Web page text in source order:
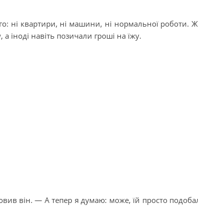
ні квартири, ні машини, ні нормальної роботи.
іноді навіть позичали гроші на їжу.
він. — А тепер я думаю: може, їй просто